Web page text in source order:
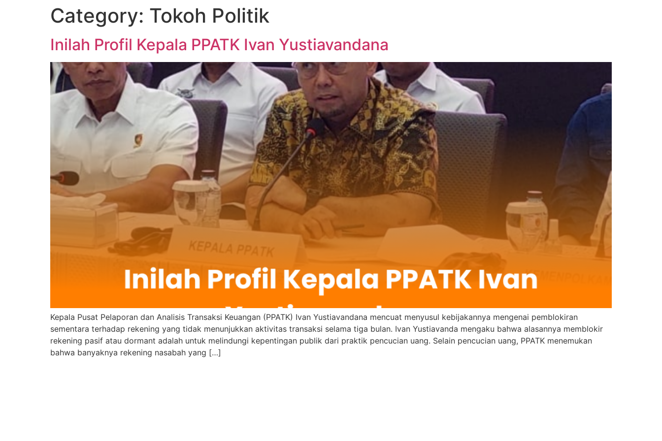
Category: Tokoh Politik
Inilah Profil Kepala PPATK Ivan Yustiavandana
Kepala Pusat Pelaporan dan Analisis Transaksi Keuangan (PPATK) Ivan Yustiavandana mencuat menyusul kebijakannya mengenai pemblokiran
sementara terhadap rekening yang tidak menunjukkan aktivitas transaksi selama tiga bulan. Ivan Yustiavanda mengaku bahwa alasannya memblokir
rekening pasif atau dormant adalah untuk melindungi kepentingan publik dari praktik pencucian uang. Selain pencucian uang, PPATK menemukan
bahwa banyaknya rekening nasabah yang […]